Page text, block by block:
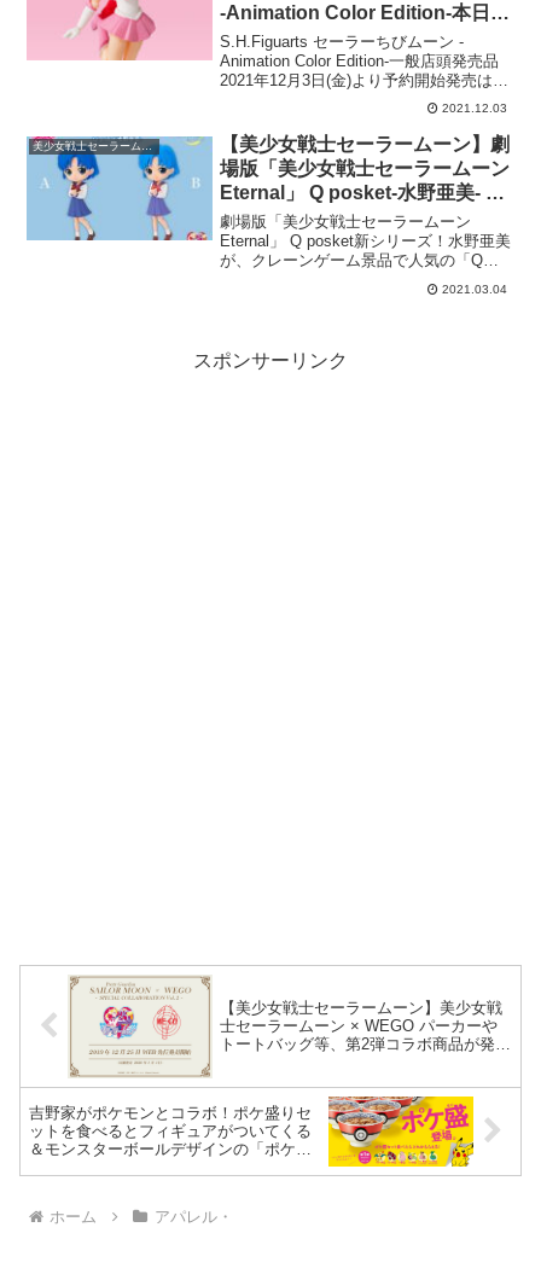
-Animation Color Edition-本日予
約開始！
S.H.Figuarts セーラーちびムーン -
Animation Color Edition-一般店頭発売品
2021年12月3日(金)より予約開始発売は
2022年4月予定TAMASHII NATIONSの可
動フィギュアブランド「S.H.F...
2021.12.03
美少女戦士セーラームーン・
【美少女戦士セーラームーン】劇
場版「美少女戦士セーラームーン
Eternal」 Q posket-水野亜美- 8
月に登場予定！
劇場版「美少女戦士セーラームーン
Eternal」 Q posket新シリーズ！水野亜美
が、クレーンゲーム景品で人気の「Q
posket」デザインになってゲームセンタ
ーに登場！制服姿の亜美ちゃんがQ
2021.03.04
スポンサーリンク
【美少女戦士セーラームーン】美少女戦
士セーラームーン × WEGO パーカーや
トートバッグ等、第2弾コラボ商品が発売
吉野家がポケモンとコラボ！ポケ盛りセ
ットを食べるとフィギュアがついてくる
＆モンスターボールデザインの「ポケ盛
ホーム アパレル・